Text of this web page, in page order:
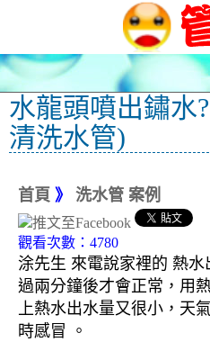
水龍頭噴出鏽水
清洗水管)
首頁 》 洗水管 案例
觀看次數：4780
涂先生 來電說家裡的 熱
過兩分鐘後才會正常，用
上熱水出水量又很小，天
時感冒 。